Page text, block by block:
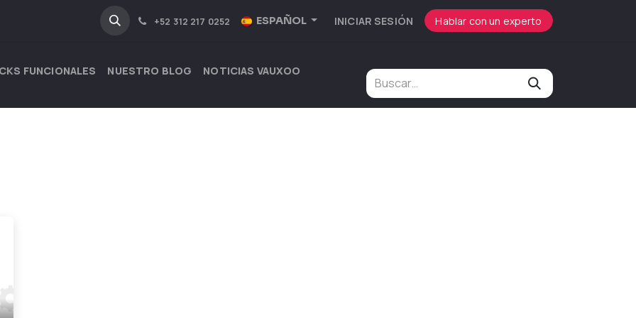
INDUSTRIAS +52 312 217 0252 ESPAÑOL INICIAR SESIÓN Hablar con un experto
FUNCIONALES NUESTRO BLOG
NOTICIAS VAUXOO